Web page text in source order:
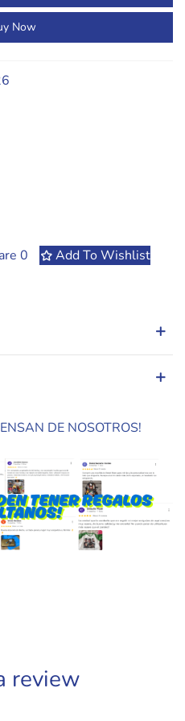
Now
0 Add To Wishlist
DE NOSOTROS!
review